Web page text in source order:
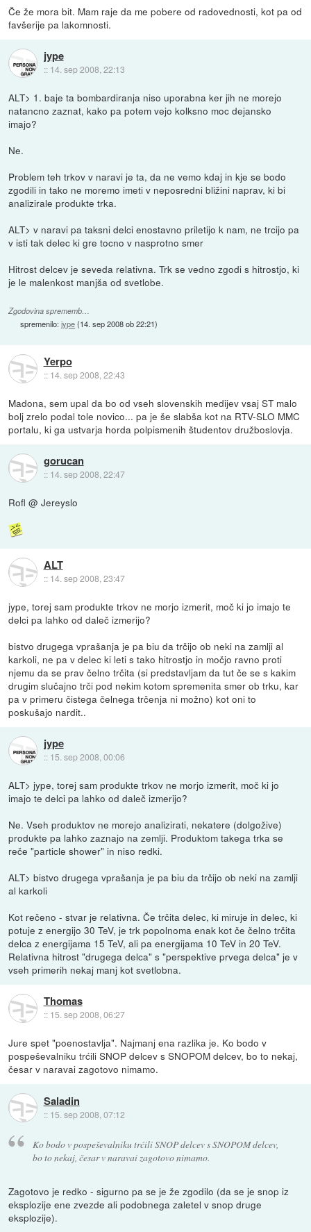
Če že mora bit. Mam raje da me pobere od radovednosti, kot pa od
favšerije pa lakomnosti.
jype
:: 14. sep 2008, 22:13
ALT> 1. baje ta bombardiranja niso uporabna ker jih ne morejo
natancno zaznat, kako pa potem vejo kolksno moc dejansko
imajo?
Ne.
Problem teh trkov v naravi je ta, da ne vemo kdaj in kje se bodo
zgodili in tako ne moremo imeti v neposredni bližini naprav, ki bi
analizirale produkte trka.
ALT> v naravi pa taksni delci enostavno priletijo k nam, ne trcijo pa
v isti tak delec ki gre tocno v nasprotno smer
Hitrost delcev je seveda relativna. Trk se vedno zgodi s hitrostjo, ki
je le malenkost manjša od svetlobe.
Zgodovina sprememb…
spremenilo:jype(14. sep 2008 ob 22:21)
Yerpo
:: 14. sep 2008, 22:43
Madona, sem upal da bo od vseh slovenskih medijev vsaj ST malo
bolj zrelo podal tole novico... pa je še slabša kot na RTV-SLO MMC
portalu, ki ga ustvarja horda polpismenih študentov družboslovja.
gorucan
:: 14. sep 2008, 22:47
Rofl @ Jereyslo
ALT
:: 14. sep 2008, 23:47
jype, torej sam produkte trkov ne morjo izmerit, moč ki jo imajo te
delci pa lahko od daleč izmerijo?
bistvo drugega vprašanja je pa biu da trčijo ob neki na zamlji al
karkoli, ne pa v delec ki leti s tako hitrostjo in močjo ravno proti
njemu da se prav čelno trčita (si predstavljam da tut če se s kakim
drugim slučajno trči pod nekim kotom spremenita smer ob trku, kar
pa v primeru čistega čelnega trčenja ni možno) kot oni to
poskušajo nardit..
jype
:: 15. sep 2008, 00:06
ALT> jype, torej sam produkte trkov ne morjo izmerit, moč ki jo
imajo te delci pa lahko od daleč izmerijo?
Ne. Vseh produktov ne morejo analizirati, nekatere (dolgožive)
produkte pa lahko zaznajo na zemlji. Produktom takega trka se
reče "particle shower" in niso redki.
ALT> bistvo drugega vprašanja je pa biu da trčijo ob neki na zamlji
al karkoli
Kot rečeno - stvar je relativna. Če trčita delec, ki miruje in delec, ki
potuje z energijo 30 TeV, je trk popolnoma enak kot če čelno trčita
delca z energijama 15 TeV, ali pa energijama 10 TeV in 20 TeV.
Relativna hitrost "drugega delca" s "perspektive prvega delca" je v
vseh primerih nekaj manj kot svetlobna.
Thomas
:: 15. sep 2008, 06:27
Jure spet "poenostavlja". Najmanj ena razlika je. Ko bodo v
pospeševalniku trćili SNOP delcev s SNOPOM delcev, bo to nekaj,
česar v naravai zagotovo nimamo.
Saladin
:: 15. sep 2008, 07:12
Ko bodo v pospeševalniku trćili SNOP delcev s SNOPOM delcev,
bo to nekaj, česar v naravai zagotovo nimamo.
Zagotovo je redko - sigurno pa se je že zgodilo (da se je snop iz
eksplozije ene zvezde ali podobnega zaletel v snop druge
eksplozije).